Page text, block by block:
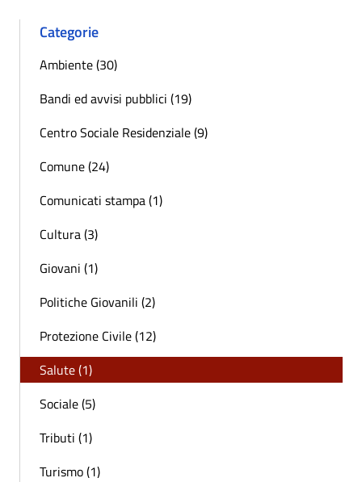
Categorie
Ambiente (30)
Bandi ed avvisi pubblici (19)
Centro Sociale Residenziale (9)
Comune (24)
Comunicati stampa (1)
Cultura (3)
Giovani (1)
Politiche Giovanili (2)
Protezione Civile (12)
Salute (1)
Sociale (5)
Tributi (1)
Turismo (1)